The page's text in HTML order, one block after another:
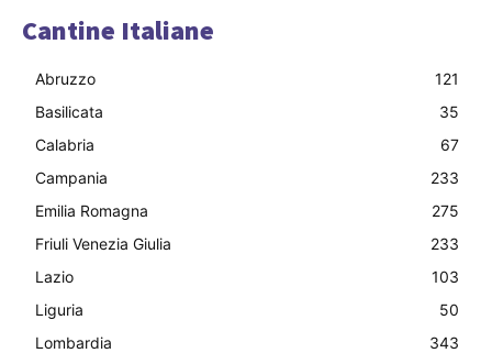
Cantine Italiane
Abruzzo
121
Basilicata
35
Calabria
67
Campania
233
Emilia Romagna
275
Friuli Venezia Giulia
233
Lazio
103
Liguria
50
Lombardia
343